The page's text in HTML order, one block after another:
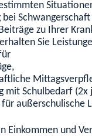
bei
zu Ihrer
Sie
mit Schulbedarf (2x
für außerschulische
Einkommen und